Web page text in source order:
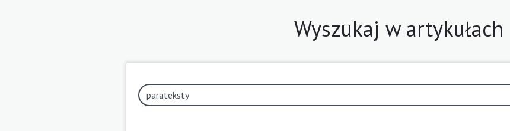
Wyszukaj w artykułach